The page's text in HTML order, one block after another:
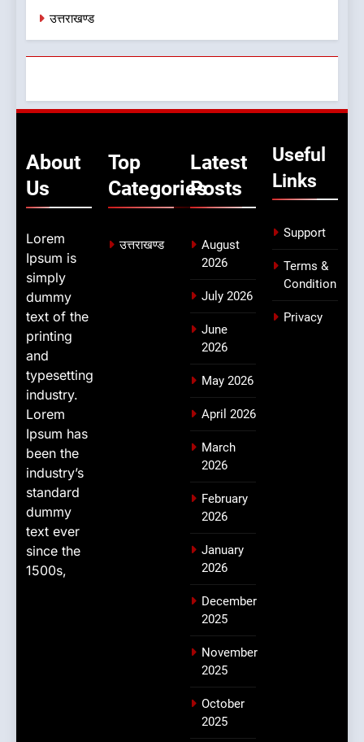
उत्तराखण्ड
About
Us
Lorem
Ipsum is
simply
dummy
text of the
printing
and
typesetting
industry.
Lorem
Ipsum has
been the
industry’s
standard
dummy
text ever
since the
1500s,
Top
Categories
उत्तराखण्ड
Latest
Posts
August
2026
July 2026
June
2026
May 2026
April 2026
March
2026
February
2026
January
2026
December
2025
November
2025
October
2025
Useful
Links
Support
Terms &
Condition
Privacy